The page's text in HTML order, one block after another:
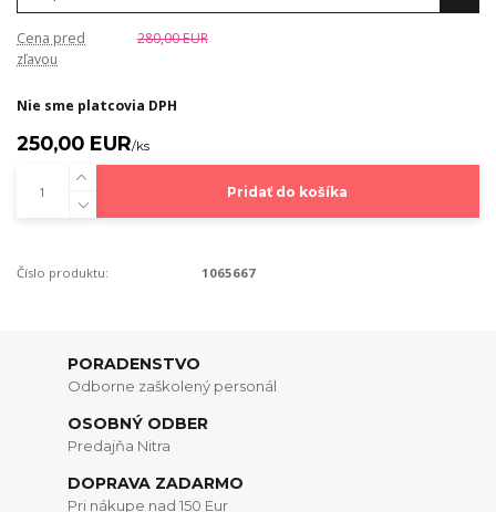
Cena pred
zľavou
280,00 EUR
Nie sme platcovia DPH
250,00 EUR/ks
Pridať do košíka
Číslo produktu: 1065667
PORADENSTVO
Odborne zaškolený personál
OSOBNÝ ODBER
Predajňa Nitra
DOPRAVA ZADARMO
Pri nákupe nad 150 Eur